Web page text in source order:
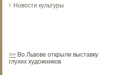
Новости культуры
>> Во Львове открыли выставку
глухих художников